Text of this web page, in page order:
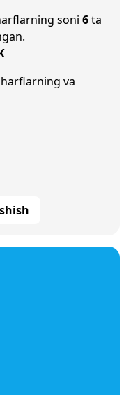
soni 6ta
va